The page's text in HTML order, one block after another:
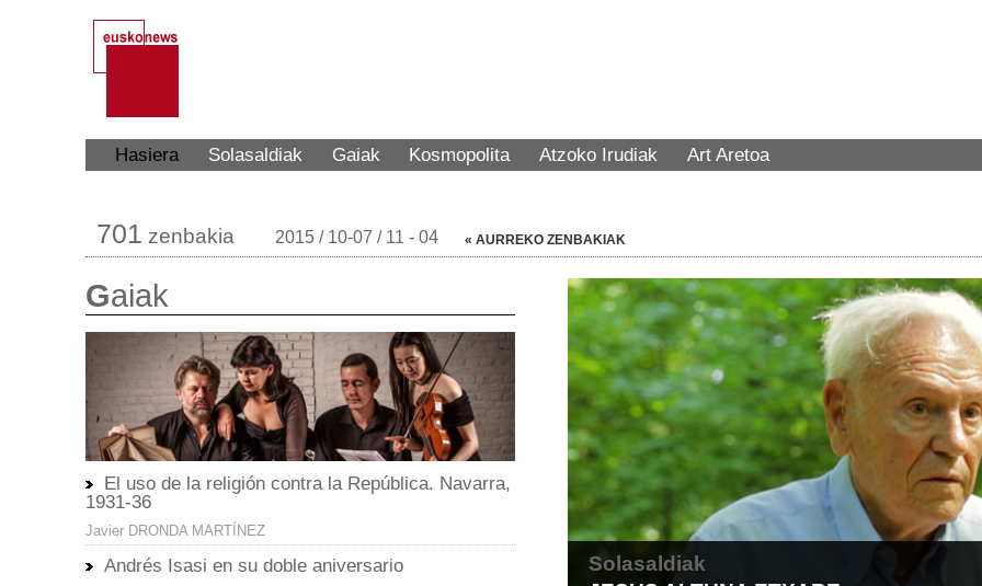
Hasiera Solasaldiak Gaiak Kosmopolita Atzoko Irudiak Art Aretoa
701 zenbakia 2015 / 10-07 / 11 - 04 « AURREKO ZENBAKIAK
Gaiak
El uso de la religión contra la República. Navarra,
1931-36
Javier DRONDA MARTÍNEZ
Andrés Isasi en su doble aniversario
Solasaldiak